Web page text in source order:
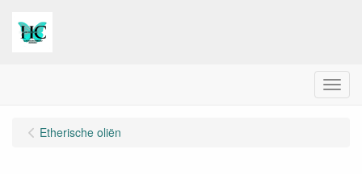
Menu
Etherische oliën